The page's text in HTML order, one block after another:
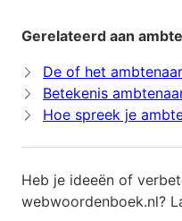
Gerelateerd aan
De of het ambtenaar
Betekenis
Hoe spreek je
Heb je ideeën of
webwoordenboek.nl?